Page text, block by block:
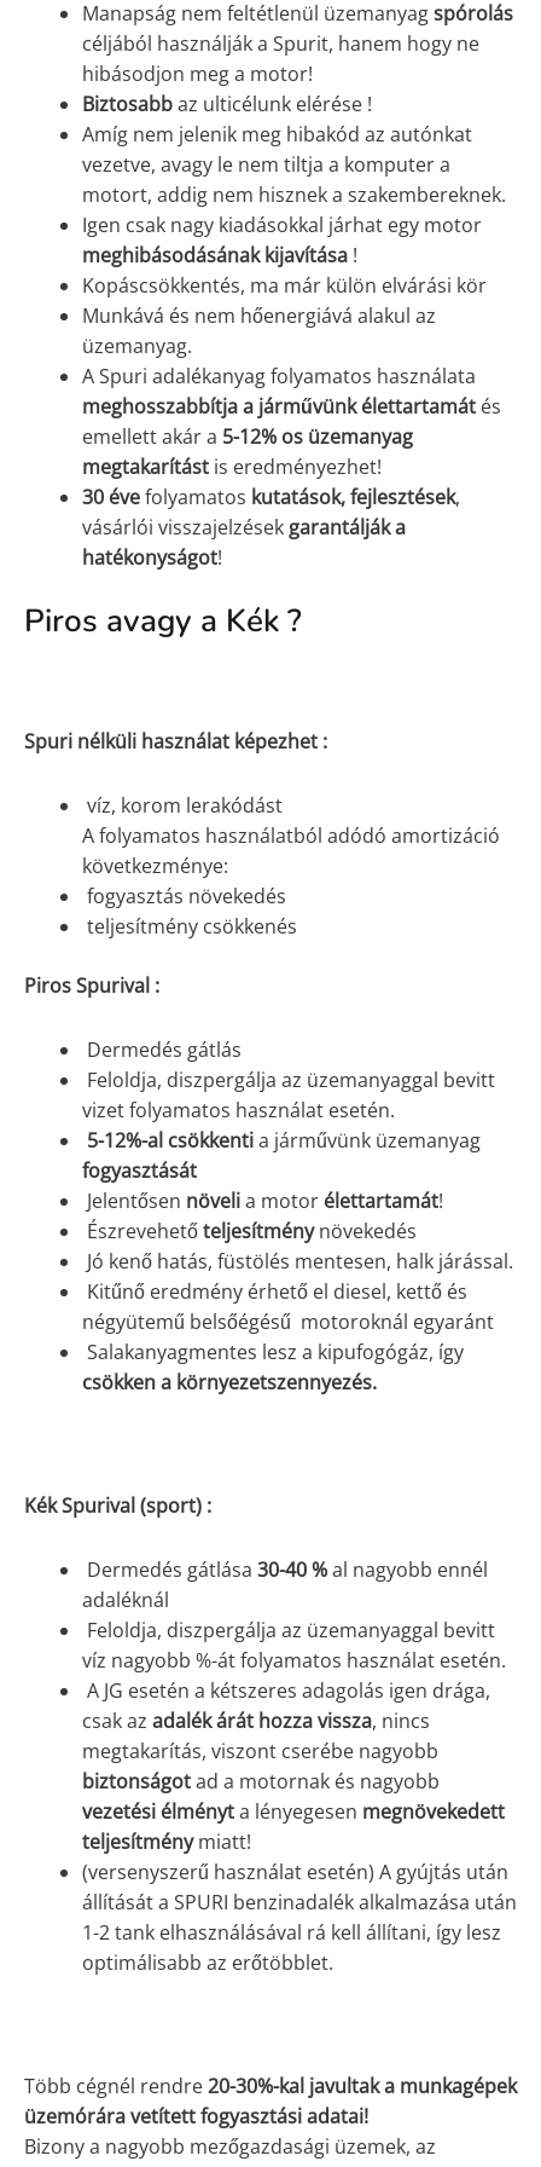
Manapság nem feltétlenül üzemanyagspórolás
céljából használják a Spurit, hanem hogy ne
hibásodjon meg a motor!
Biztosabbaz ulticélunk elérése !
Amíg nem jelenik meg hibakód az autónkat
vezetve, avagy le nem tiltja a komputer a
motort, addig nem hisznek a szakembereknek.
Igen csak nagy kiadásokkal járhat egy motor
meghibásodásának kijavítása !
Kopáscsökkentés, ma már külön elvárási kör
Munkává és nem hőenergiává alakul az
üzemanyag.
A Spuri adalékanyag folyamatos használata
meghosszabbítja a járművünk élettartamát és
emellett akár a 5-12% os üzemanyag
megtakarítást is eredményezhet!
30 évefolyamatos kutatások,fejlesztések,
vásárlói visszajelzések garantálják a
hatékonyságot!
Piros avagy a Kék ?
Spuri nélküli használat képezhet :
víz, korom lerakódást
A folyamatos használatból adódó amortizáció
következménye:
fogyasztás növekedés
teljesítmény csökkenés
Piros Spurival :
Dermedés gátlás
Feloldja, diszpergálja az üzemanyaggal bevitt
vizet folyamatos használat esetén.
5-12%-al csökkentia járművünk üzemanyag
fogyasztását
Jelentősen növelia motor élettartamát!
Észrevehetőteljesítménynövekedés
Jó kenő hatás, füstölés mentesen, halk járással.
Kitűnő eredmény érhető el diesel, kettő és
négyütemű belsőégésű motoroknál egyaránt
Salakanyagmentes lesz a kipufogógáz, így
csökken a környezetszennyezés.
Kék Spurival (sport) :
Dermedés gátlása 30-40 %al nagyobb ennél
adaléknál
Feloldja, diszpergálja az üzemanyaggal bevitt
víz nagyobb %-át folyamatos használat esetén.
A JG esetén a kétszeres adagolás igen drága,
csak az adalék árát hozza vissza, nincs
megtakarítás, viszont cserébe nagyobb
biztonságotad a motornak és nagyobb
vezetési élményta lényegesen megnövekedett
teljesítménymiatt!
(versenyszerű használat esetén) A gyújtás után
állítását a SPURI benzinadalék alkalmazása után
1-2 tank elhasználásával rá kell állítani, így lesz
optimálisabb az erőtöbblet.
Több cégnél rendre20-30%-kal javultak a munkagépek
üzemórára vetített fogyasztási adatai!
Bizony a nagyobb mezőgazdasági üzemek, az